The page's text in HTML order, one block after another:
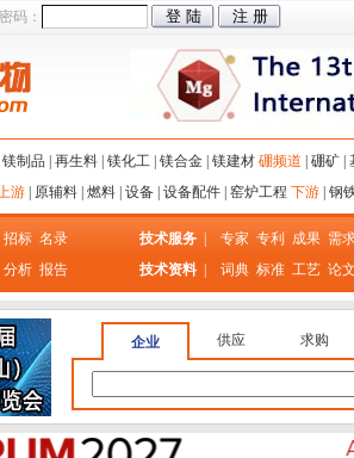
密码：
镁制品 再生料 镁化工 镁合金 镁建材 硼频道 硼矿
游 原辅料 燃料 设备 设备配件 窑炉工程 下游 钢
招标 名录
分析 报告
技术服务 专家 专利 成果 需
技术资料
词典 标准 工艺 论
企业 供应 求购